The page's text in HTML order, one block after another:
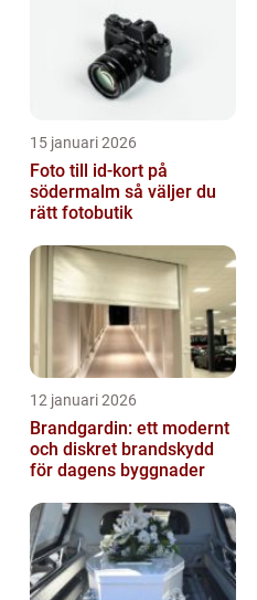
15 januari 2026
Foto till id-kort på
södermalm så väljer du
rätt fotobutik
12 januari 2026
Brandgardin: ett modernt
och diskret brandskydd
för dagens byggnader